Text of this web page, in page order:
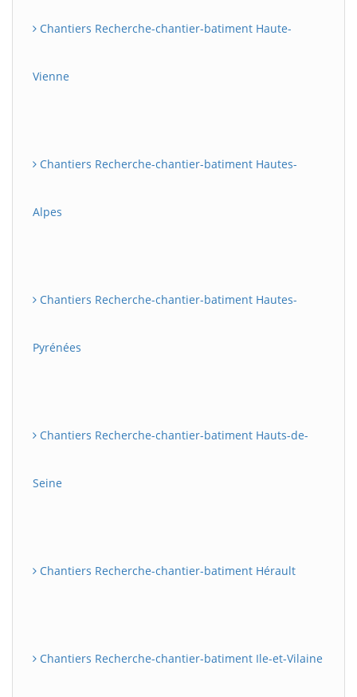
Chantiers Recherche-chantier-batiment Haute-
Vienne
Chantiers Recherche-chantier-batiment Hautes-
Alpes
Chantiers Recherche-chantier-batiment Hautes-
Pyrénées
Chantiers Recherche-chantier-batiment Hauts-de-
Seine
Chantiers Recherche-chantier-batiment Hérault
Chantiers Recherche-chantier-batiment Ile-et-Vilaine